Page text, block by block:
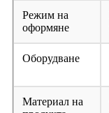
Режим на
оформяне
Оборудване
Материал на